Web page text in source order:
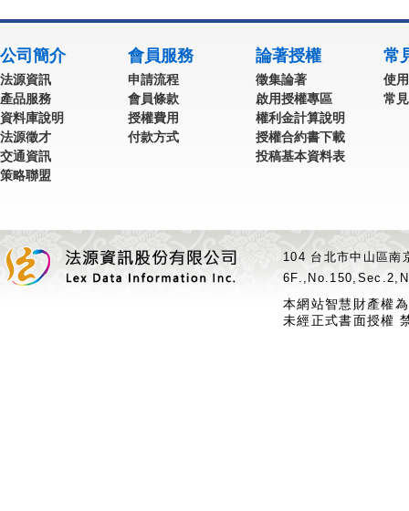
公司簡介
法源資訊
產品服務
資料庫說明
法源徵才
交通資訊
策略聯盟
會員服務
申請流程
會員條款
授權費用
付款方式
論著授權
徵集論著
啟用授權專區
權利金計算說明
授權合約書下載
投稿基本資料表
常
使
常
104 台北市中山區
本網站智慧財產權
未經正式書面授權